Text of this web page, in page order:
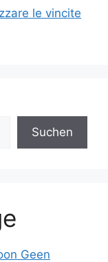
le vincite
Suchen
Geen